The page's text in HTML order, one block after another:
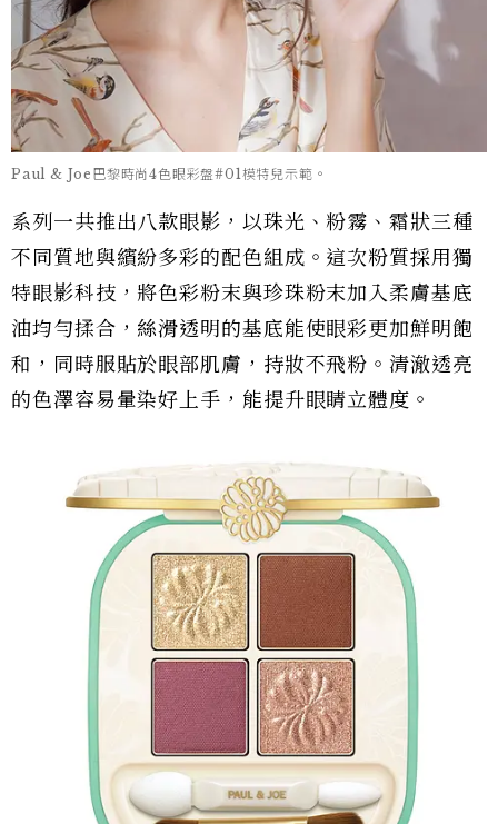
Paul & Joe巴黎時尚4色眼彩盤#01模特兒示範。
系列一共推出八款眼影，以珠光、粉霧、霜狀三種
不同質地與繽紛多彩的配色組成。這次粉質採用獨
特眼影科技，將色彩粉末與珍珠粉末加入柔膚基底
油均勻揉合，絲滑透明的基底能使眼彩更加鮮明飽
和，同時服貼於眼部肌膚，持妝不飛粉。清澈透亮
的色澤容易暈染好上手，能提升眼睛立體度。